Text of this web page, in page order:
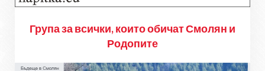
Група за всички, които обичат Смолян и
Родопите